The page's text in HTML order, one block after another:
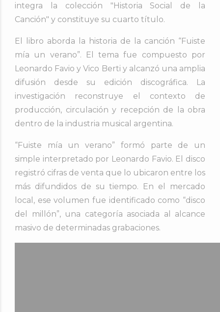
integra la colección "Historia Social de la
Canción" y constituye su cuarto título.
El libro aborda la historia de la canción “Fuiste
mía un verano”. El tema fue compuesto por
Leonardo Favio y Vico Berti y alcanzó una amplia
difusión desde su edición discográfica. La
investigación reconstruye el contexto de
producción, circulación y recepción de la obra
dentro de la industria musical argentina.
“Fuiste mía un verano” formó parte de un
simple interpretado por Leonardo Favio. El disco
registró cifras de venta que lo ubicaron entre los
más difundidos de su tiempo. En el mercado
local, ese volumen fue identificado como “disco
del millón”, una categoría asociada al alcance
masivo de determinadas grabaciones.